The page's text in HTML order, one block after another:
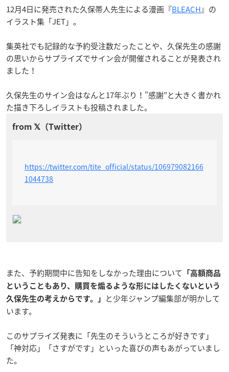
12月4日に発売された久保帯人先生による漫画『BLEACH』の
イラスト集「JET」。
集英社でも記録的な予約受注数だったことや、久保先生の感謝
の思いからサプライズでサイン会が開催されることが発表され
ました！
久保先生のサイン会はなんと17年ぶり！”感謝”と大きく書かれ
た描き下ろしイラストも投稿されました。
https://twitter.com/tite_official/status/106979082166
1044738
また、予約期間中に告知をしなかった理由について 「高額商品
ということもあり、購買を煽るような形にはしたくないという
久保先生の考えからです。」
と少年ジャンプ編集部が明かして
います。
このサプライズ発表に「先生のそういうところが好きです」
「神対応」「さすがです」といった喜びの声もあがっていまし
た。